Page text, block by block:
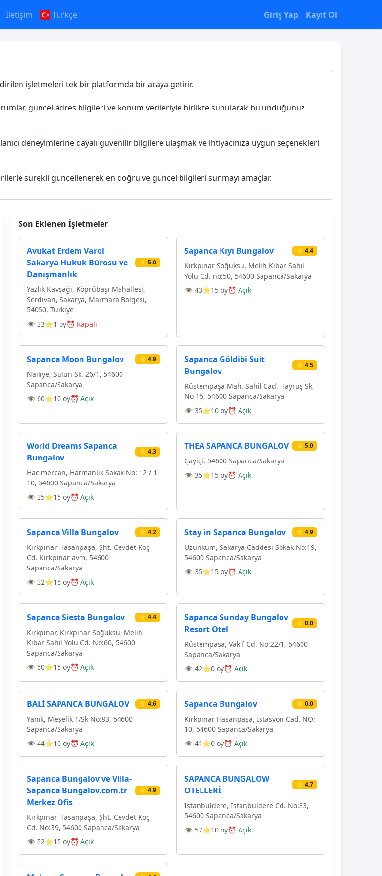
İletişim Türkçe Giriş Yap Kayıt Ol
işletmeleri tek bir platformda bir araya getirir.
güncel adres bilgileri ve konum verileriyle birlikte sunularak bulunduğunuz
deneyimlerine dayalı güvenilir bilgilere ulaşmak ve ihtiyacınıza uygun seçenekleri
sürekli güncellenerek en doğru ve güncel bilgileri sunmayı amaçlar.
Son Eklenen İşletmeler
Avukat Erdem Varol
Sakarya Hukuk Bürosu ve
Danışmanlık
⭐ 5.0
Yazlık Kavşağı, Köprübaşı Mahallesi,
Serdivan, Sakarya, Marmara Bölgesi,
54050, Türkiye
👁 33⭐1 oy⏰ Kapalı
Sapanca Kıyı Bungalov ⭐ 4.4
Kırkpınar Soğuksu, Melih Kibar Sahil
Yolu Cd. no:50, 54600 Sapanca/Sakarya
👁 43⭐15 oy⏰ Açık
Sapanca Moon Bungalov ⭐ 4.9
Nailiye, Sülün Sk. 26/1, 54600
Sapanca/Sakarya
👁 60⭐10 oy⏰ Açık
Sapanca Göldibi Suit
Bungalov
⭐ 4.5
Rüstempaşa Mah. Sahil Cad. Hayruş Sk,
No 15, 54600 Sapanca/Sakarya
👁 35⭐10 oy⏰ Açık
World Dreams Sapanca
Bungalov
⭐ 4.3
Hacımercan, Harmanlık Sokak No: 12 / 1-
10, 54600 Sapanca/Sakarya
👁 35⭐15 oy⏰ Açık
THEA SAPANCA BUNGALOV ⭐ 5.0
Çayiçi, 54600 Sapanca/Sakarya
👁 35⭐15 oy⏰ Açık
Sapanca Villa Bungalov ⭐ 4.2
Kırkpınar Hasanpaşa, Şht. Cevdet Koç
Cd. Kırkpınar avm, 54600
Sapanca/Sakarya
👁 32⭐15 oy⏰ Açık
Stay in Sapanca Bungalov ⭐ 4.9
Uzunkum, Sakarya Caddesi Sokak No:19,
54600 Sapanca/Sakarya
👁 35⭐15 oy⏰ Açık
Sapanca Siesta Bungalov ⭐ 4.4
Kırkpınar, Kırkpınar Soğuksu, Melih
Kibar Sahil Yolu Cd. No:60, 54600
Sapanca/Sakarya
👁 50⭐15 oy⏰ Açık
Sapanca Sunday Bungalov
Resort Otel
⭐ 0.0
Rüstempasa, Vakıf Cd. No:22/1, 54600
Sapanca/Sakarya
👁 42⭐0 oy⏰ Açık
BALİ SAPANCA BUNGALOV ⭐ 4.6
Yanık, Meşelik 1/Sk No:83, 54600
Sapanca/Sakarya
👁 44⭐10 oy⏰ Açık
Sapanca Bungalov ⭐ 0.0
Kırkpınar Hasanpaşa, İstasyon Cad. NO:
10, 54600 Sapanca/Sakarya
👁 41 ⭐0 oy⏰ Açık
Sapanca Bungalov ve Villa-
Sapanca Bungalov.com.tr
Merkez Ofis
⭐ 4.9
Kırkpınar Hasanpaşa, Şht. Cevdet Koç
Cd. No:39, 54600 Sapanca/Sakarya
👁 52⭐15 oy⏰ Açık
SAPANCA BUNGALOW
OTELLERİ
⭐ 4.7
İstanbuldere, İstanbuldere Cd. No:33,
54600 Sapanca/Sakarya
👁 57⭐10 oy⏰ Açık